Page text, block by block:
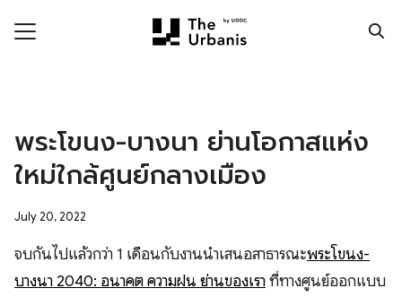
Realm
พระโขนง-บางนา ย่านโอกาสแห่ง
ใหม่ใกล้ศูนย์กลางเมือง
July 20, 2022
​จบกันไปแล้วกว่า 1 เดือนกับงานนำเสนอสาธารณะพระโขนง-
บางนา 2040: อนาคต ความฝัน ย่านของเราที่ทางศูนย์ออกแบบ